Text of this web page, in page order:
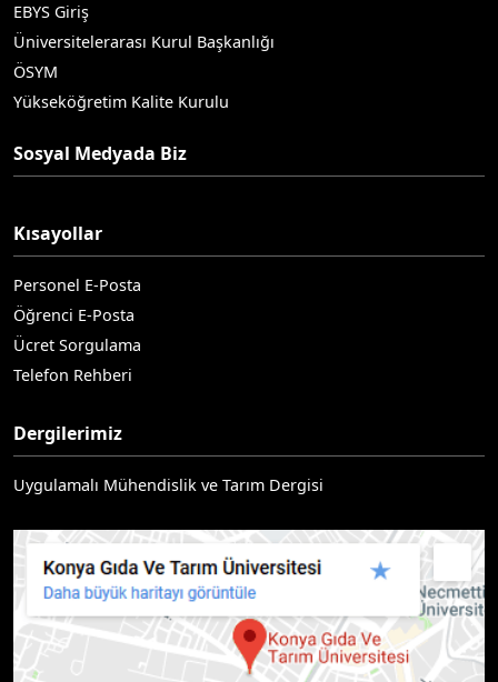
EBYS Giriş
Üniversitelerarası Kurul Başkanlığı
ÖSYM
Yükseköğretim Kalite Kurulu
Sosyal Medyada Biz
Kısayollar
Personel E-Posta
Öğrenci E-Posta
Ücret Sorgulama
Telefon Rehberi
Dergilerimiz
Uygulamalı Mühendislik ve Tarım Dergisi